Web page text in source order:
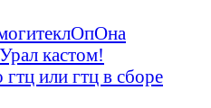
кастом!
или гтц в сборе